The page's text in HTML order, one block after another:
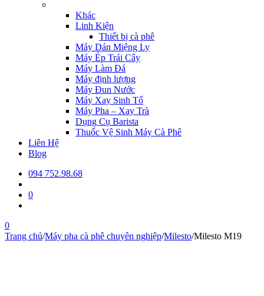
Khác
Linh Kiện
Thiết bị cà phê
Máy Dán Miệng Ly
Máy Ép Trái Cây
Máy Làm Đá
Máy định lượng
Máy Đun Nước
Máy Xay Sinh Tố
Máy Pha – Xay Trà
Dụng Cụ Barista
Thuốc Vệ Sinh Máy Cà Phê
Liên Hệ
Blog
094 752.98.68
0
0
Trang chủ/Máy pha cà phê chuyên nghiệp/Milesto/Milesto M19